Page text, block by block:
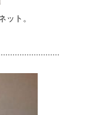
ット。